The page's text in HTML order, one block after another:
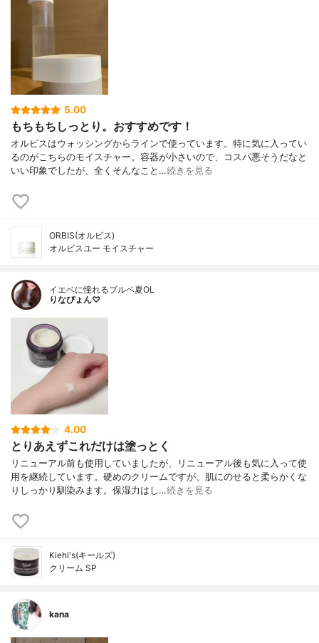
5.00
もちもちしっとり。おすすめです！
オルビスはウォッシングからラインで使っています。特に気に入ってい
るのがこちらのモイスチャー。容器が小さいので、コスパ悪そうだなと
いい印象でしたが、全くそんなこと…続きを見る
ORBIS(オルビス)
オルビスユー モイスチャー
イエベに憧れるブルベ夏OL
りなぴょん♡
4.00
とりあえずこれだけは塗っとく
リニューアル前も使用していましたが、リニューアル後も気に入って使
用を継続しています。硬めのクリームですが、肌にのせると柔らかくな
りしっかり馴染みます。保湿力はし…続きを見る
Kiehl's(キールズ)
クリーム SP
kana